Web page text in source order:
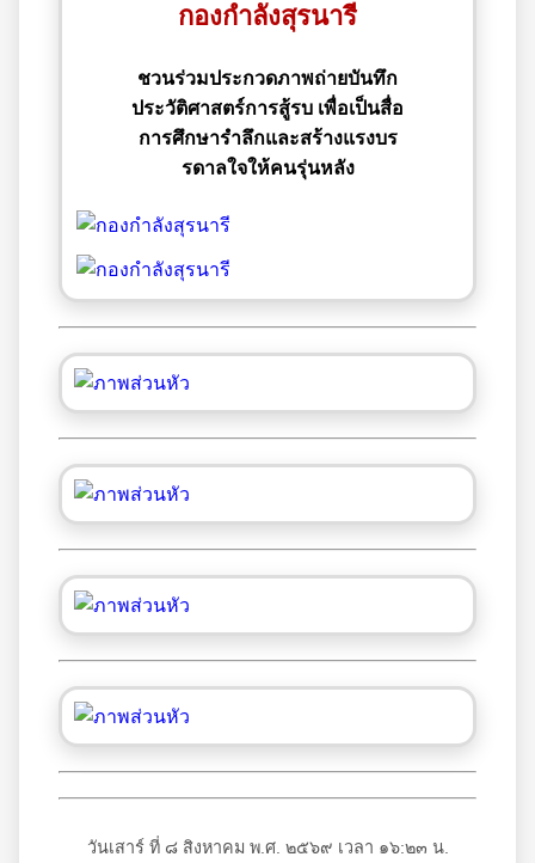
กองกำลังสุรนารี
ชวนร่วมประกวดภาพถ่ายบันทึก
ประวัติศาสตร์การสู้รบ เพื่อเป็นสื่อ
การศึกษารำลึกและสร้างแรงบร
รดาลใจให้คนรุ่นหลัง
วันเสาร์ ที่ ๘ สิงหาคม พ.ศ. ๒๕๖๙ เวลา ๑๖:๒๓ น.